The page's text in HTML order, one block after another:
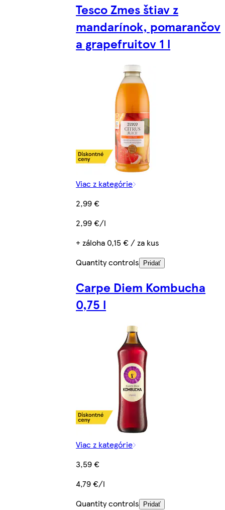
Tesco Zmes štiav z
mandarínok, pomarančov
a grapefruitov 1 l
Viac z kategórie
2,99 €
2,99 €/l
+ záloha 0,15 € / za kus
Quantity controls
Pridať
Carpe Diem Kombucha
0,75 l
Viac z kategórie
3,59 €
4,79 €/l
Quantity controls
Pridať